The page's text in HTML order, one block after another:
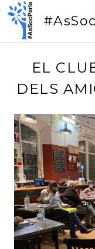
Vés
contingut
EL
DELS